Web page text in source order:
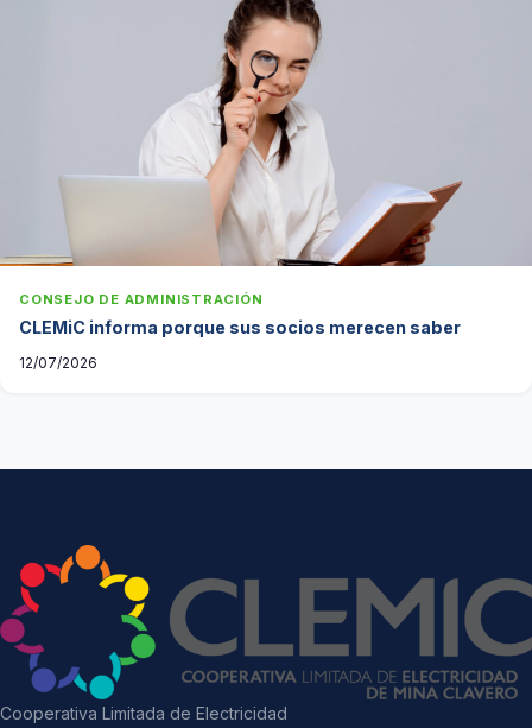
CONSEJO DE ADMINISTRACIÓN
CLEMiC informa porque sus socios merecen saber
12/07/2026
Cooperativa Limitada de Electricidad